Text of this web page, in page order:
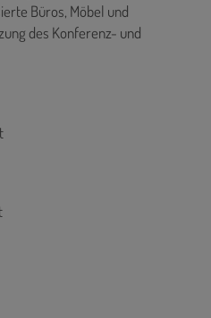
Büros, Möbel und
des Konferenz- und